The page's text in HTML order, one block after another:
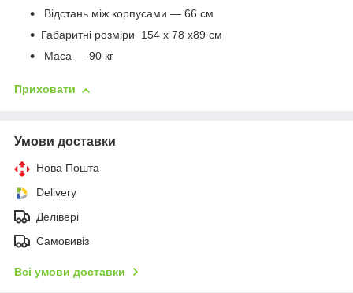
Відстань між корпусами — 66 см
Габаритні розміри 154 х 78 х89 см
Маса — 90 кг
Приховати
Умови доставки
Нова Пошта
Delivery
Делівері
Самовивіз
Всі умови доставки